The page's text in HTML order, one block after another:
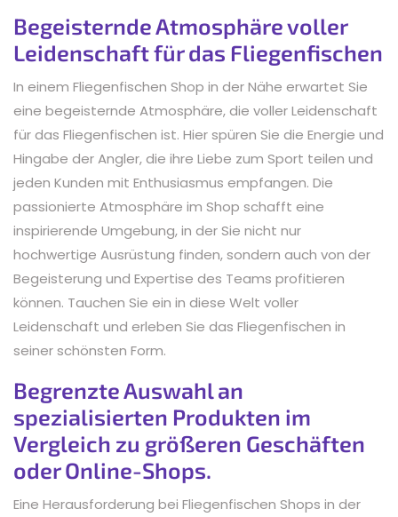
Begeisternde Atmosphäre voller
Leidenschaft für das Fliegenfischen
In einem Fliegenfischen Shop in der Nähe erwartet Sie
eine begeisternde Atmosphäre, die voller Leidenschaft
für das Fliegenfischen ist. Hier spüren Sie die Energie und
Hingabe der Angler, die ihre Liebe zum Sport teilen und
jeden Kunden mit Enthusiasmus empfangen. Die
passionierte Atmosphäre im Shop schafft eine
inspirierende Umgebung, in der Sie nicht nur
hochwertige Ausrüstung finden, sondern auch von der
Begeisterung und Expertise des Teams profitieren
können. Tauchen Sie ein in diese Welt voller
Leidenschaft und erleben Sie das Fliegenfischen in
seiner schönsten Form.
Begrenzte Auswahl an
spezialisierten Produkten im
Vergleich zu größeren Geschäften
oder Online-Shops.
Eine Herausforderung bei Fliegenfischen Shops in der